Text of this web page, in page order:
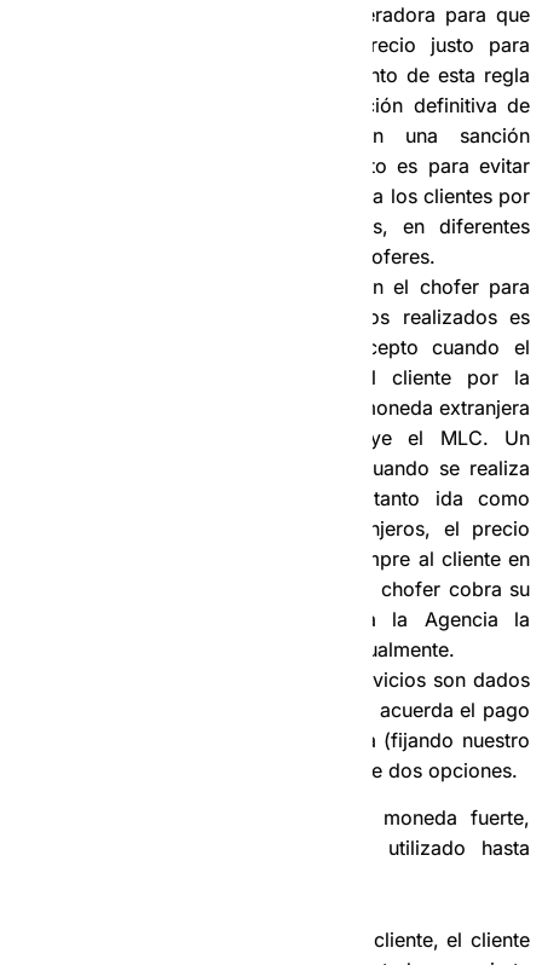
deber es informarlo a la Operadora para que
sea ella quien calcule el precio justo para
ambas partes, el incumplimiento de esta regla
puede conllevar a la separación definitiva de
y también una sanción
monetaria para el chofer. Esto es para evitar
que se den precios diferentes a los clientes por
realizar los mismos servicios, en diferentes
momentos y con diferentes choferes.
El acuerdo de la Agencia con el chofer para
cobros y pagos por servicios realizados es
exclusivamente en CUP, excepto cuando el
precio del servicio dado al cliente por la
Agencia originalmente es en moneda extranjera
(USD, EUR, etc.), no incluye el MLC. Un
ejemplo de estos casos es cuando se realiza
un servicio al Aeropuerto (tanto ida como
recogida) con clientes extranjeros, el precio
del servicio aquí es dado siempre al cliente en
USD o EUR. En esos casos el chofer cobra su
moneda fuerte y entrega a la Agencia la
comisión en moneda fuerte igualmente.
Cuando los precios de los servicios son dados
al cliente en CUP y la Agencia acuerda el pago
con el cliente en otra moneda (fijando nuestro
tipo de cambio), el chofer tiene dos opciones.
1- Si el Chofer NO desea coger la moneda fuerte,
mantenemos la variante que hemos utilizado hasta
Se le da el precio en CUP al cliente, el cliente